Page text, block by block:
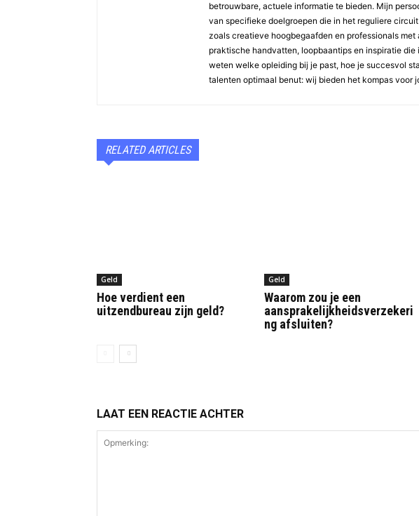
betrouwbare, actuele informatie te bieden. Mijn
van specifieke doelgroepen die in het reguliere
zoals creatieve hoogbegaafden en professionals
praktische handvatten, loopbaantips en inspiratie
weten welke opleiding bij je past, hoe je succesvol
talenten optimaal benut: wij bieden het kompas voor
RELATED ARTICLES
Geld
Hoe verdient een
uitzendbureau zijn geld?
Geld
Waarom zou je een
aansprakelijkheidsverzekeri
ng afsluiten?
LAAT EEN REACTIE ACHTER